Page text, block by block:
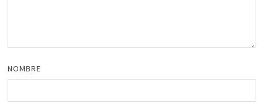
NOMBRE